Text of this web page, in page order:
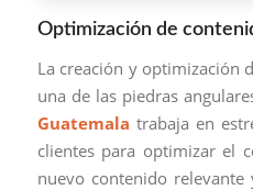
Optimización de
La creación y optimización
una de las piedras
Guatemala trabaja en
clientes para optimizar el
nuevo contenido